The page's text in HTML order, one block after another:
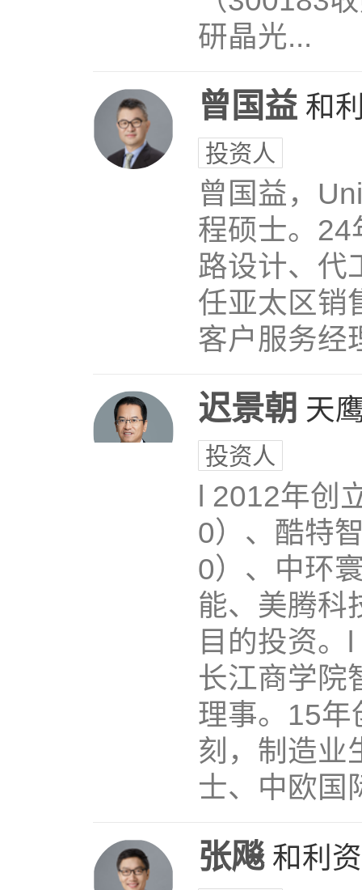
研晶光...
曾国益 和
投资人
曾国益，
程硕士。24
路设计、代
任亚太区销
客户服务经
迟景朝 天
投资人
l 2012年创
0）、酷特
0）、中环
能、美腾科
目的投资
长江商学院
理事。15年
刻，制造业
士、中欧国
张飚 和利